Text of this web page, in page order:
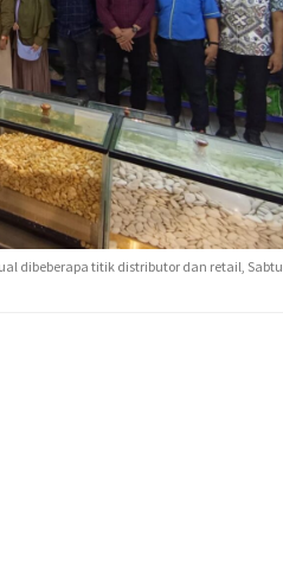
dibeberapa titik distributor dan retail, Sabtu